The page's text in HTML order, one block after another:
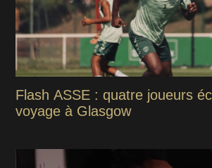
Flash ASSE : quatre joueurs
voyage à Glasgow